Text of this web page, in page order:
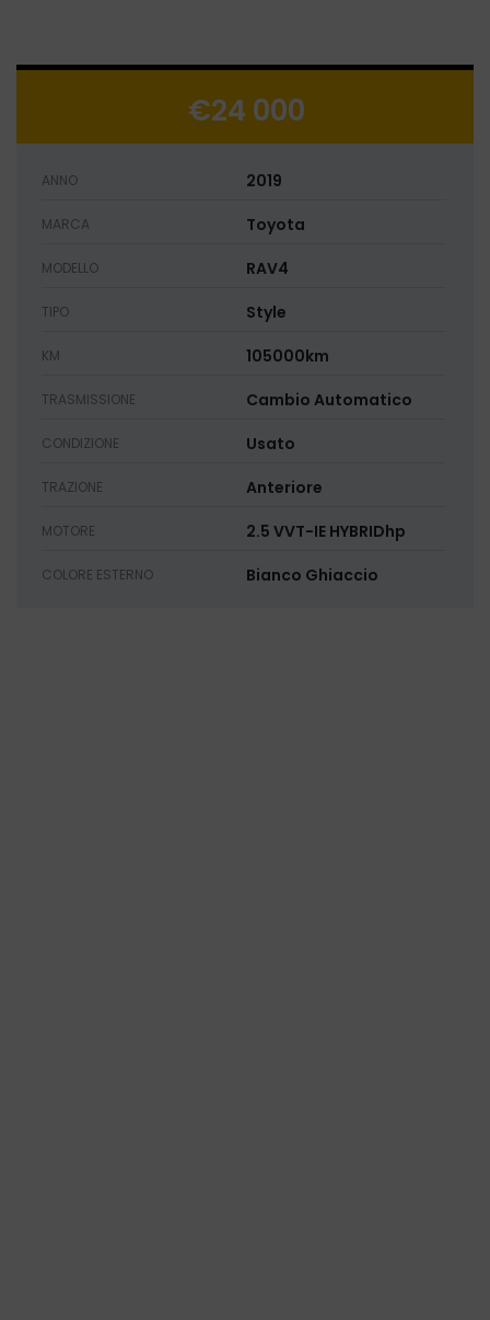
€24 000
ANNO 2019
MARCA Toyota
MODELLO RAV4
TIPO Style
KM 105000km
TRASMISSIONE Cambio Automatico
CONDIZIONE Usato
TRAZIONE Anteriore
MOTORE 2.5 VVT-IE HYBRIDhp
COLORE ESTERNO Bianco Ghiaccio